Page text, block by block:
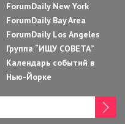
ForumDaily New York
ForumDaily Bay Area
ForumDaily Los Angeles
Группа “ИЩУ СОВЕТА”
Календарь событий в
Нью-Йорке